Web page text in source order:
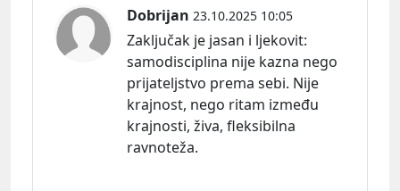
Dobrijan 23.10.2025 10:05
Zaključak je jasan i ljekovit:
samodisciplina nije kazna nego
prijateljstvo prema sebi. Nije
krajnost, nego ritam između
krajnosti, živa, fleksibilna
ravnoteža.